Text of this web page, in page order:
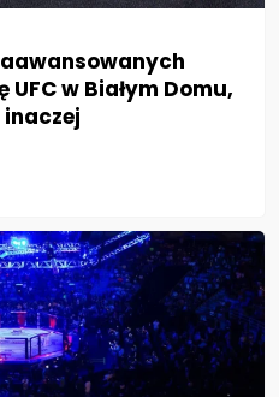
w Białym Domu,